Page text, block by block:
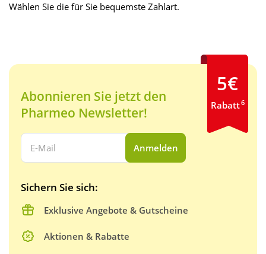
Wählen Sie die für Sie bequemste Zahlart.
Abonnieren Sie jetzt den
Pharmeo Newsletter!
Ihre E-Mail Adresse:
Anmelden
Sichern Sie sich:
Exklusive Angebote & Gutscheine
Aktionen & Rabatte
5€
Rabatt6